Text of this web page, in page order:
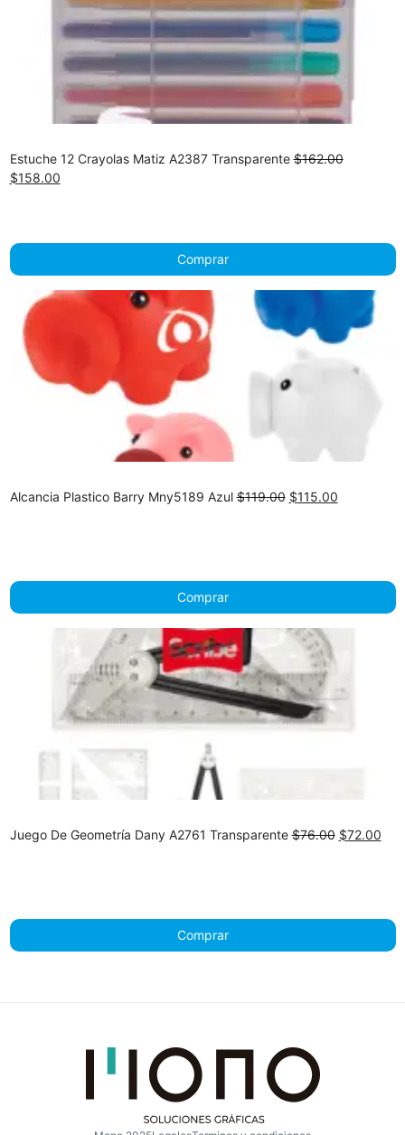
Estuche 12 Crayolas Matiz A2387 Transparente$162.00
Original
$158.00Current
Comprar
Alcancia Plastico Barry Mny5189 Azul$119.00 Original
$115.00Current
Comprar
Juego De Geometría Dany A2761 Transparente$76.00 Original
$72.00
Comprar